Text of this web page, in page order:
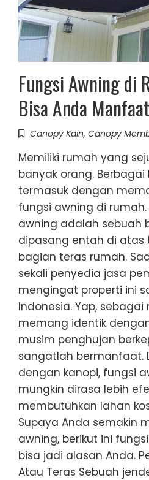
Fungsi Awning di
Bisa Anda
Canopy Kain, Canopy
Memiliki rumah yang
banyak orang. Berbagai
termasuk dengan
fungsi awning di
awning adalah sebuah
dipasang entah di atas
bagian teras rumah.
sekali penyedia jasa
mengingat properti ini
Indonesia. Yap,
memang identik
musim penghujan
sangatlah bermanfaat.
dengan kanopi, fungsi
mungkin dirasa lebih
membutuhkan lahan
Supaya Anda semakin
awning, berikut ini
bisa jadi alasan Anda.
Atau Teras Sebuah